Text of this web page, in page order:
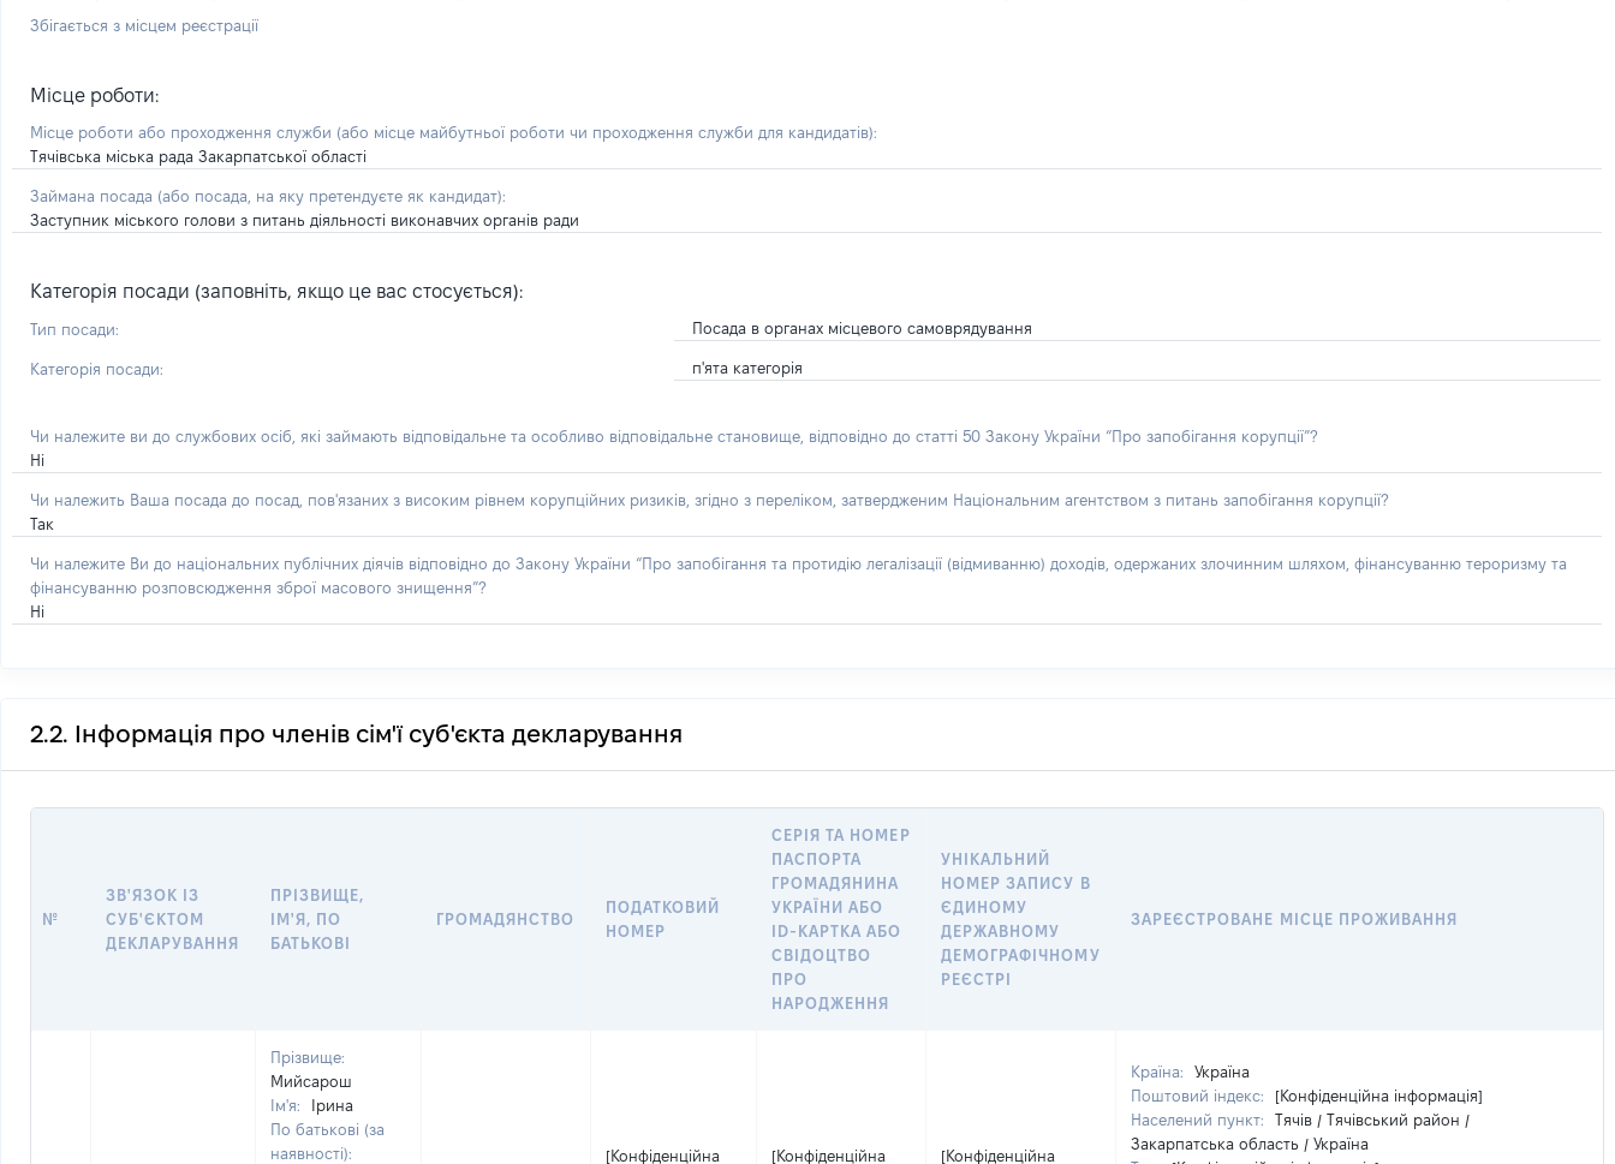
Збігається з місцем реєстрації
Місце роботи:
Місце роботи або проходження служби (або місце майбутньої роботи чи проходження служби для кандидатів):
Тячівська міська рада Закарпатської області
Займана посада (або посада, на яку претендуєте як кандидат):
Заступник міського голови з питань діяльності виконавчих органів ради
Категорія посади (заповніть, якщо це вас стосується):
Тип посади: Посада в органах місцевого самоврядування
Категорія посади: п'ята категорія
Чи належите ви до службових осіб, які займають відповідальне та особливо відповідальне становище, відповідно до статті 50 Закону України “Про запобігання корупції”?
Ні
Чи належить Ваша посада до посад, пов'язаних з високим рівнем корупційних ризиків, згідно з переліком, затвердженим Національним агентством з питань запобігання корупції?
Так
Чи належите Ви до національних публічних діячів відповідно до Закону України “Про запобігання та протидію легалізації (відмиванню) доходів, одержаних злочинним шляхом, фінансуванню тероризму та
фінансуванню розповсюдження зброї масового знищення”?
Ні
2.2. Інформація про членів сім'ї суб'єкта декларування
№
ЗВ'ЯЗОК ІЗ
СУБ'ЄКТОМ
ДЕКЛАРУВАННЯ
ПРІЗВИЩЕ,
ІМ'Я, ПО
БАТЬКОВІ
ГРОМАДЯНСТВО
ПОДАТКОВИЙ
НОМЕР
СЕРІЯ ТА НОМЕР
ПАСПОРТА
ГРОМАДЯНИНА
УКРАЇНИ АБО
ID-КАРТКА АБО
СВІДОЦТВО
ПРО
НАРОДЖЕННЯ
УНІКАЛЬНИЙ
НОМЕР ЗАПИСУ В
ЄДИНОМУ
ДЕРЖАВНОМУ
ДЕМОГРАФІЧНОМУ
РЕЄСТРІ
ЗАРЕЄСТРОВАНЕ МІСЦЕ ПРОЖИВАННЯ
Прізвище:
Мийсарош
Ім'я:
Ірина
По батькові (за
наявності):
[Конфіденційна
[Конфіденційна
[Конфіденційна
Країна:
Україна
Поштовий індекс:
[Конфіденційна інформація]
Населений пункт:
Тячів / Тячівський район /
Закарпатська область / Україна